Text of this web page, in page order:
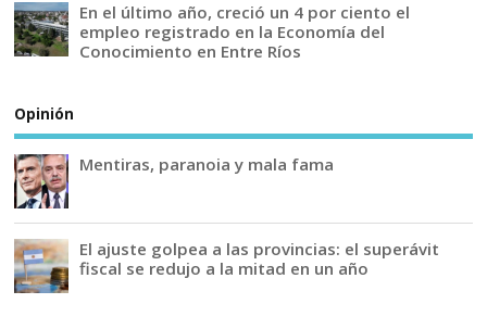
En el último año, creció un 4 por ciento el
empleo registrado en la Economía del
Conocimiento en Entre Ríos
Opinión
Mentiras, paranoia y mala fama
El ajuste golpea a las provincias: el superávit
fiscal se redujo a la mitad en un año